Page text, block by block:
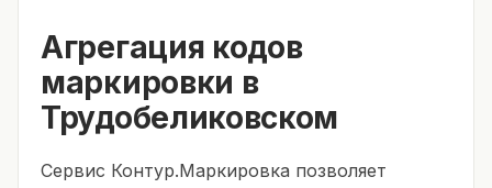
Агрегация кодов
маркировки в
Трудобеликовском
Сервис Контур.Маркировка позволяет